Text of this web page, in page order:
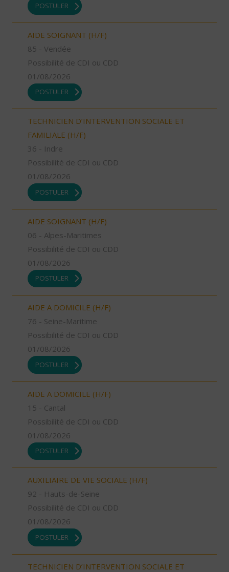
POSTULER
AIDE SOIGNANT (H/F)
85 - Vendée
Possibilité de CDI ou CDD
01/08/2026
POSTULER
TECHNICIEN D’INTERVENTION SOCIALE ET
FAMILIALE (H/F)
36 - Indre
Possibilité de CDI ou CDD
01/08/2026
POSTULER
AIDE SOIGNANT (H/F)
06 - Alpes-Maritimes
Possibilité de CDI ou CDD
01/08/2026
POSTULER
AIDE A DOMICILE (H/F)
76 - Seine-Maritime
Possibilité de CDI ou CDD
01/08/2026
POSTULER
AIDE A DOMICILE (H/F)
15 - Cantal
Possibilité de CDI ou CDD
01/08/2026
POSTULER
AUXILIAIRE DE VIE SOCIALE (H/F)
92 - Hauts-de-Seine
Possibilité de CDI ou CDD
01/08/2026
POSTULER
TECHNICIEN D’INTERVENTION SOCIALE ET